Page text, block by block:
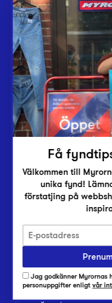
Webbshop
Butiker
Lämna in
Vårt överskott
Inlämningsplatser
Om Myrorna
Lediga jobb
Pressrum
Kontakt
Integritetsskyddspolicy
Har du frågor om onlineköp,
Vanliga frågor om vår webbshop
Har du frågor om vår verksamhet?
Vanliga frågor om Myrorna
© 2026 Myrorna, Secondhand.
Få
Välkommen till
unika fynd!
förstatjing på
Jag godkänner Myrornas
personuppgifter enligtvår